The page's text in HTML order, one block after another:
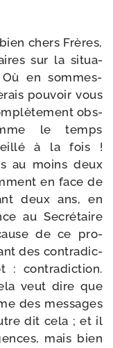
chers Frères,
sur la situa­
en sommes-​
pou­voir vous
obs­
le temps
à la fois !
au moins deux
en face de
deux ans, en
au Secrétaire
de ce pro­
des contra­dic­
: contra­dic­tion.
veut dire que
des mes­sages
dit cela ; et il
mais bien